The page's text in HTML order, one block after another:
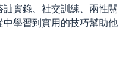
實錄、社交訓練、兩性關
學習到實用的技巧幫助他